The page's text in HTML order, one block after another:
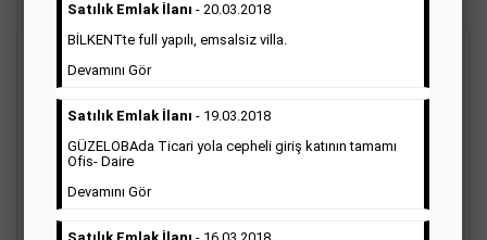
Hürriyet gazetesi Ticari ilan; firmaların tanıtımlarının, duyuru
ve kampanyalarının yapıldığı, çerçeveli ilan çeşididir.Hüriyet
gazetesine verilen ticari ilanları genellikle kurumsal firmalar
olmak üzere bütün sektörler bu ilan türünü tercih
Satılık Emlak İlanı - 20.03.2018
BİLKENTte full yapılı, emsalsiz villa.
Devamını Gör
Satılık Emlak İlanı - 19.03.2018
GÜZELOBAda Ticari yola cepheli giriş katının tamamı
Ofis- Daire
Devamını Gör